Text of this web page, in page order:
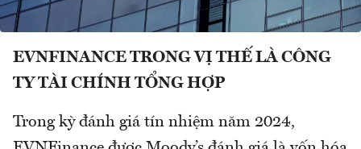
EVNFINANCE TRONG VỊ THẾ LÀ CÔNG
TY TÀI CHÍNH TỔNG HỢP
Trong kỳ đánh giá tín nhiệm năm 2024,